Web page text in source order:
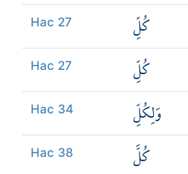
Hac 27 كُلِّ
Hac 27 كُلِّ
Hac 34 وَلِكُلِّ
Hac 38 كُلَّ